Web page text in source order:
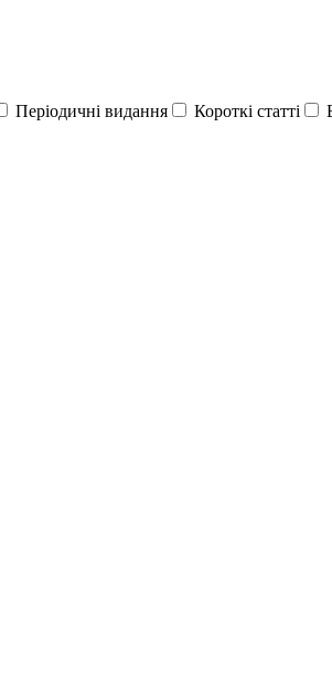
Періодичні видання Короткі статті